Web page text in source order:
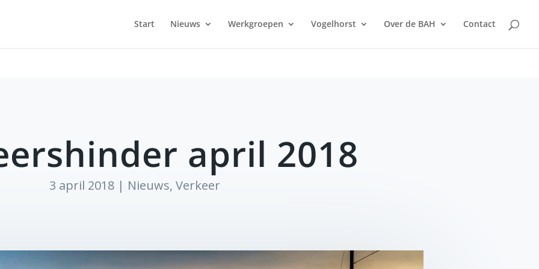
Start Nieuws Werkgroepen Vogelhorst Over de BAH Contact
april 2018
3 april 2018 | Nieuws, Verkeer